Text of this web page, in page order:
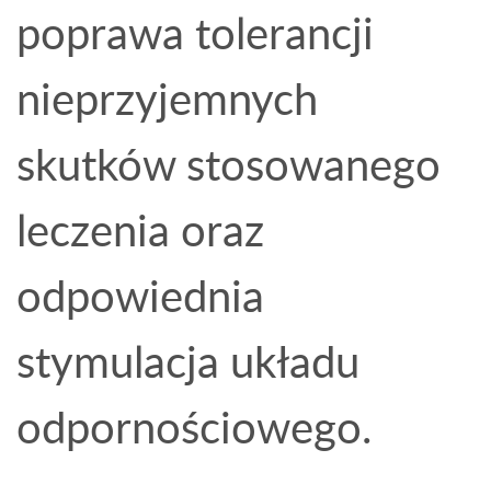
poprawa tolerancji
nieprzyjemnych
skutków stosowanego
leczenia oraz
odpowiednia
stymulacja układu
odpornościowego.